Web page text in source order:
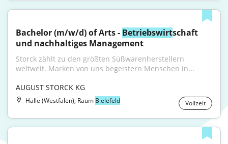
Bachelor (m/w/d) of Arts - Betriebswirtschaft
und nachhaltiges Management
Storck zählt zu den größten Süßwarenherstellern
weltweit. Marken von uns begeistern Menschen in...
AUGUST STORCK KG
Halle (Westfalen), Raum Bielefeld Vollzeit